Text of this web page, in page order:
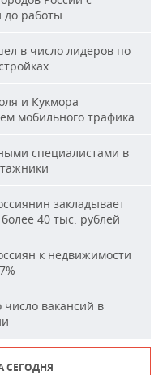
работы
в число лидеров по
и Кукмора
мобильного трафика
специалистами в
закладывает
40 тыс. рублей
к недвижимости
число вакансий в
СЕГОДНЯ